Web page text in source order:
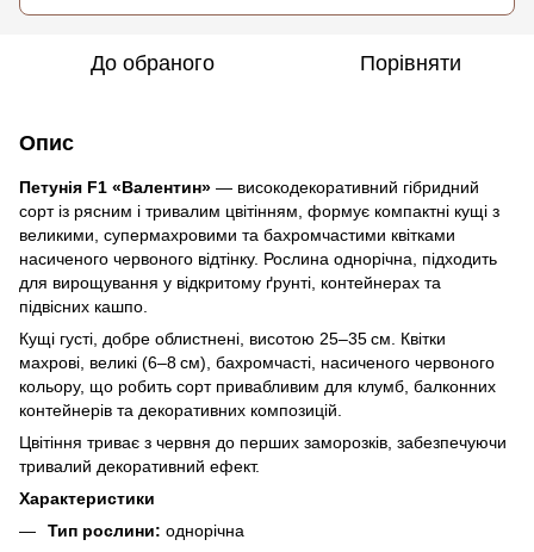
До обраного Порівняти
Опис
Петунія F1 «Валентин» — високодекоративний гібридний
сорт із рясним і тривалим цвітінням, формує компактні кущі з
великими, супермахровими та бахромчастими квітками
насиченого червоного відтінку. Рослина однорічна, підходить
для вирощування у відкритому ґрунті, контейнерах та
підвісних кашпо.
Кущі густі, добре облистнені, висотою 25–35 см. Квітки
махрові, великі (6–8 см), бахромчасті, насиченого червоного
кольору, що робить сорт привабливим для клумб, балконних
контейнерів та декоративних композицій.
Цвітіння триває з червня до перших заморозків, забезпечуючи
тривалий декоративний ефект.
Характеристики
Тип рослини: однорічна